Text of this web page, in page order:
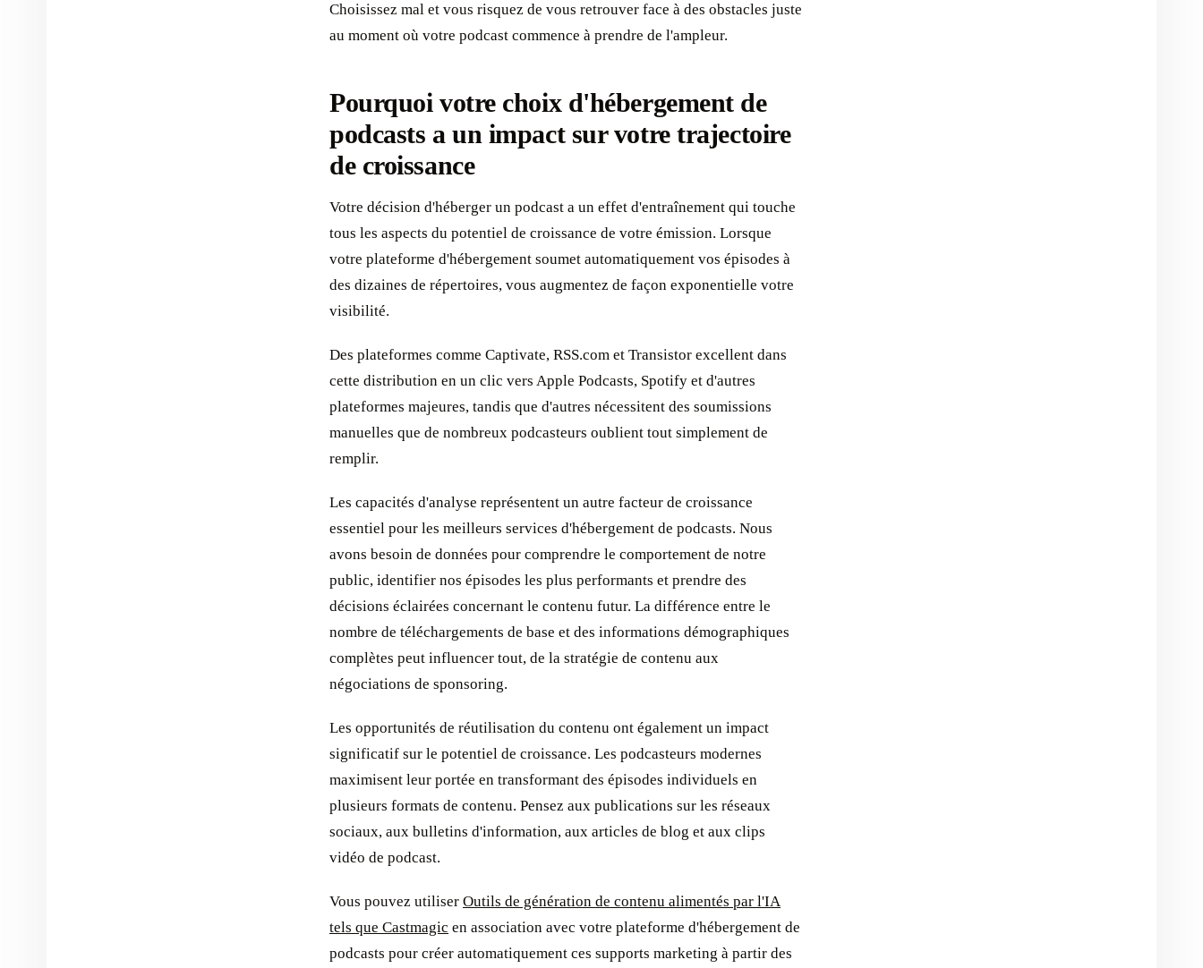
Choisissez mal et vous risquez de vous retrouver face à des obstacles juste
au moment où votre podcast commence à prendre de l'ampleur.
Pourquoi votre choix d'hébergement de
podcasts a un impact sur votre trajectoire
de croissance
Votre décision d'héberger un podcast a un effet d'entraînement qui touche
tous les aspects du potentiel de croissance de votre émission. Lorsque
votre plateforme d'hébergement soumet automatiquement vos épisodes à
des dizaines de répertoires, vous augmentez de façon exponentielle votre
visibilité.
Des plateformes comme Captivate, RSS.com et Transistor excellent dans
cette distribution en un clic vers Apple Podcasts, Spotify et d'autres
plateformes majeures, tandis que d'autres nécessitent des soumissions
manuelles que de nombreux podcasteurs oublient tout simplement de
remplir.
Les capacités d'analyse représentent un autre facteur de croissance
essentiel pour les meilleurs services d'hébergement de podcasts. Nous
avons besoin de données pour comprendre le comportement de notre
public, identifier nos épisodes les plus performants et prendre des
décisions éclairées concernant le contenu futur. La différence entre le
nombre de téléchargements de base et des informations démographiques
complètes peut influencer tout, de la stratégie de contenu aux
négociations de sponsoring.
Les opportunités de réutilisation du contenu ont également un impact
significatif sur le potentiel de croissance. Les podcasteurs modernes
maximisent leur portée en transformant des épisodes individuels en
plusieurs formats de contenu. Pensez aux publications sur les réseaux
sociaux, aux bulletins d'information, aux articles de blog et aux clips
vidéo de podcast.
Vous pouvez utiliser Outils de génération de contenu alimentés par l'IA
tels que Castmagic en association avec votre plateforme d'hébergement de
podcasts pour créer automatiquement ces supports marketing à partir des